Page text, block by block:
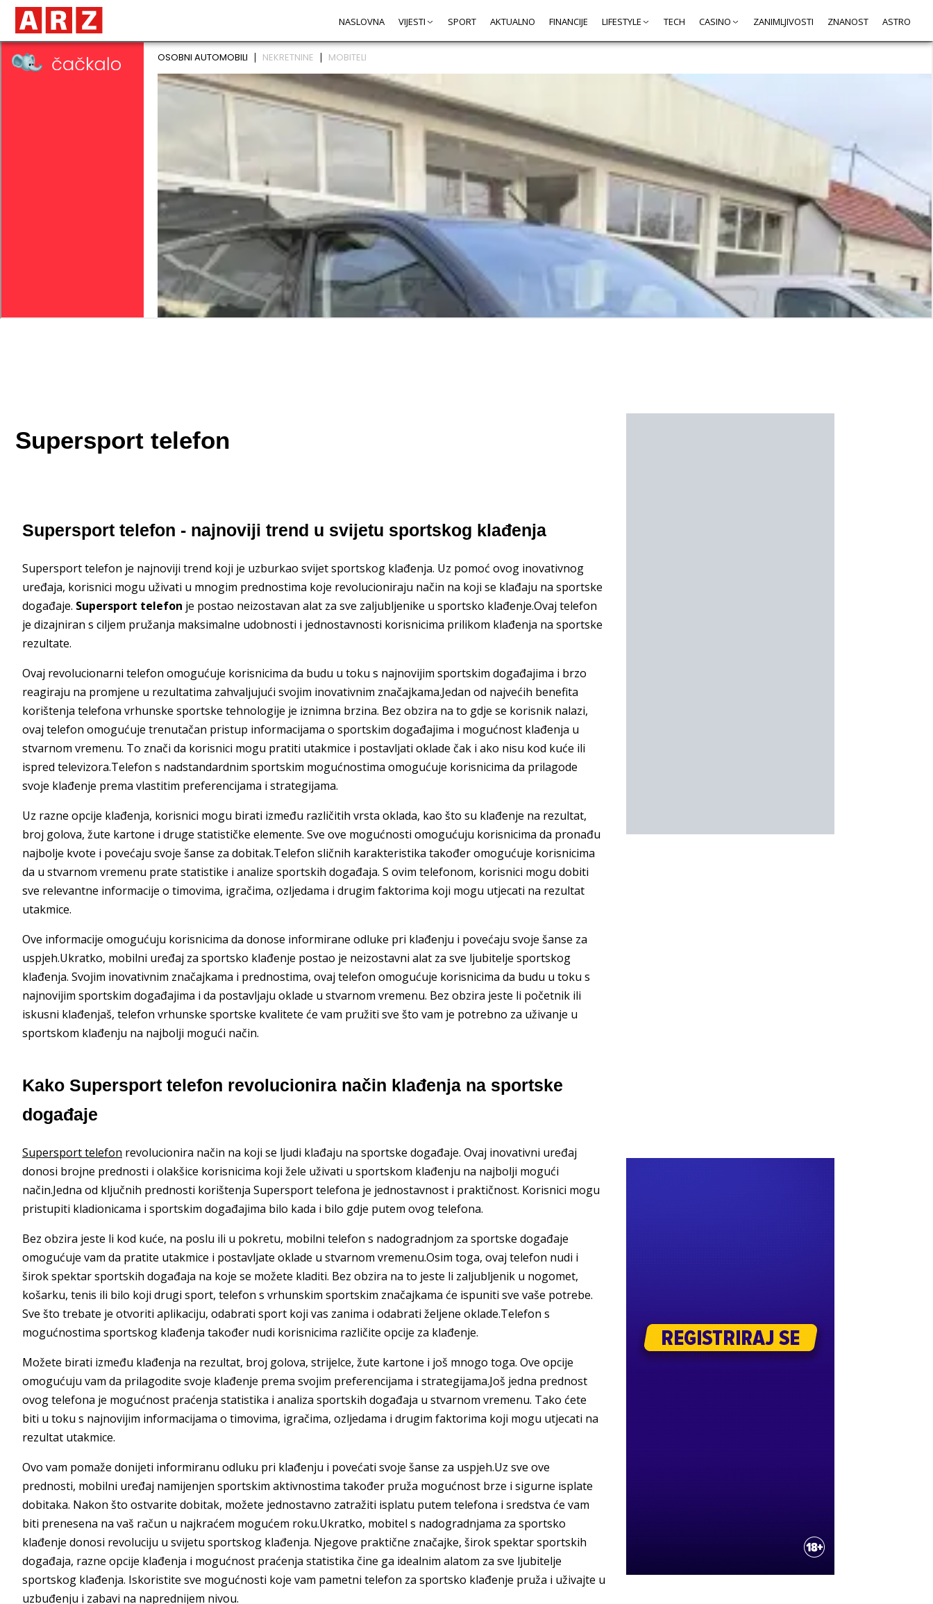
NASLOVNA VIJESTI SPORT AKTUALNO FINANCIJE LIFESTYLE TECH CASINO ZANIMLJIVOSTI ZNANOST ASTRO
Supersport telefon
Supersport telefon - najnoviji trend u svijetu sportskog klađenja
Supersport telefon je najnoviji trend koji je uzburkao svijet sportskog klađenja. Uz pomoć ovog inovativnog
uređaja, korisnici mogu uživati u mnogim prednostima koje revolucioniraju način na koji se klađaju na sportske
događaje. Supersport telefon je postao neizostavan alat za sve zaljubljenike u sportsko klađenje.Ovaj telefon
je dizajniran s ciljem pružanja maksimalne udobnosti i jednostavnosti korisnicima prilikom klađenja na sportske
rezultate.
Ovaj revolucionarni telefon omogućuje korisnicima da budu u toku s najnovijim sportskim događajima i brzo
reagiraju na promjene u rezultatima zahvaljujući svojim inovativnim značajkama.Jedan od najvećih benefita
korištenja telefona vrhunske sportske tehnologije je iznimna brzina. Bez obzira na to gdje se korisnik nalazi,
ovaj telefon omogućuje trenutačan pristup informacijama o sportskim događajima i mogućnost klađenja u
stvarnom vremenu. To znači da korisnici mogu pratiti utakmice i postavljati oklade čak i ako nisu kod kuće ili
ispred televizora.Telefon s nadstandardnim sportskim mogućnostima omogućuje korisnicima da prilagode
svoje klađenje prema vlastitim preferencijama i strategijama.
Uz razne opcije klađenja, korisnici mogu birati između različitih vrsta oklada, kao što su klađenje na rezultat,
broj golova, žute kartone i druge statističke elemente. Sve ove mogućnosti omogućuju korisnicima da pronađu
najbolje kvote i povećaju svoje šanse za dobitak.Telefon sličnih karakteristika također omogućuje korisnicima
da u stvarnom vremenu prate statistike i analize sportskih događaja. S ovim telefonom, korisnici mogu dobiti
sve relevantne informacije o timovima, igračima, ozljedama i drugim faktorima koji mogu utjecati na rezultat
utakmice.
Ove informacije omogućuju korisnicima da donose informirane odluke pri klađenju i povećaju svoje šanse za
uspjeh.Ukratko, mobilni uređaj za sportsko klađenje postao je neizostavni alat za sve ljubitelje sportskog
klađenja. Svojim inovativnim značajkama i prednostima, ovaj telefon omogućuje korisnicima da budu u toku s
najnovijim sportskim događajima i da postavljaju oklade u stvarnom vremenu. Bez obzira jeste li početnik ili
iskusni klađenjaš, telefon vrhunske sportske kvalitete će vam pružiti sve što vam je potrebno za uživanje u
sportskom klađenju na najbolji mogući način.
Kako Supersport telefon revolucionira način klađenja na sportske
događaje
Supersport telefon revolucionira način na koji se ljudi klađaju na sportske događaje. Ovaj inovativni uređaj
donosi brojne prednosti i olakšice korisnicima koji žele uživati u sportskom klađenju na najbolji mogući
način.Jedna od ključnih prednosti korištenja Supersport telefona je jednostavnost i praktičnost. Korisnici mogu
pristupiti kladionicama i sportskim događajima bilo kada i bilo gdje putem ovog telefona.
Bez obzira jeste li kod kuće, na poslu ili u pokretu, mobilni telefon s nadogradnjom za sportske događaje
omogućuje vam da pratite utakmice i postavljate oklade u stvarnom vremenu.Osim toga, ovaj telefon nudi i
širok spektar sportskih događaja na koje se možete kladiti. Bez obzira na to jeste li zaljubljenik u nogomet,
košarku, tenis ili bilo koji drugi sport, telefon s vrhunskim sportskim značajkama će ispuniti sve vaše potrebe.
Sve što trebate je otvoriti aplikaciju, odabrati sport koji vas zanima i odabrati željene oklade.Telefon s
mogućnostima sportskog klađenja također nudi korisnicima različite opcije za klađenje.
Možete birati između klađenja na rezultat, broj golova, strijelce, žute kartone i još mnogo toga. Ove opcije
omogućuju vam da prilagodite svoje klađenje prema svojim preferencijama i strategijama.Još jedna prednost
ovog telefona je mogućnost praćenja statistika i analiza sportskih događaja u stvarnom vremenu. Tako ćete
biti u toku s najnovijim informacijama o timovima, igračima, ozljedama i drugim faktorima koji mogu utjecati na
rezultat utakmice.
Ovo vam pomaže donijeti informiranu odluku pri klađenju i povećati svoje šanse za uspjeh.Uz sve ove
prednosti, mobilni uređaj namijenjen sportskim aktivnostima također pruža mogućnost brze i sigurne isplate
dobitaka. Nakon što ostvarite dobitak, možete jednostavno zatražiti isplatu putem telefona i sredstva će vam
biti prenesena na vaš račun u najkraćem mogućem roku.Ukratko, mobitel s nadogradnjama za sportsko
klađenje donosi revoluciju u svijetu sportskog klađenja. Njegove praktične značajke, širok spektar sportskih
događaja, razne opcije klađenja i mogućnost praćenja statistika čine ga idealnim alatom za sve ljubitelje
sportskog klađenja. Iskoristite sve mogućnosti koje vam pametni telefon za sportsko klađenje pruža i uživajte u
uzbuđenju i zabavi na naprednijem nivou.